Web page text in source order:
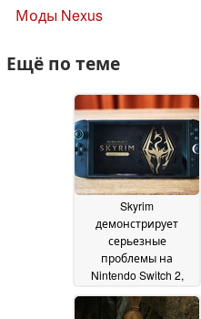
Моды Nexus
Ещё по теме
Skyrim
демонстрирует
серьезные
проблемы на
Nintendo Switch 2,
показал анализ
Digital Foundry 16